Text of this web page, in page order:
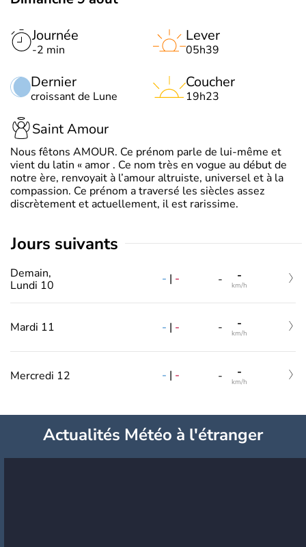
Journée
-2 min
Dernier
croissant de Lune
Lever
05h39
Coucher
19h23
Saint Amour
Nous fêtons AMOUR. Ce prénom parle de lui-même et
vient du latin « amor . Ce nom très en vogue au début de
notre ère, renvoyait à l’amour altruiste, universel et à la
compassion. Ce prénom a traversé les siècles assez
discrètement et actuellement, il est rarissime.
jours suivants
Demain,
Lundi 10
- | - - -
km/h
Mardi 11 - | - - -
km/h
Mercredi 12 - | - - -
km/h
Actualités Météo à l'étranger